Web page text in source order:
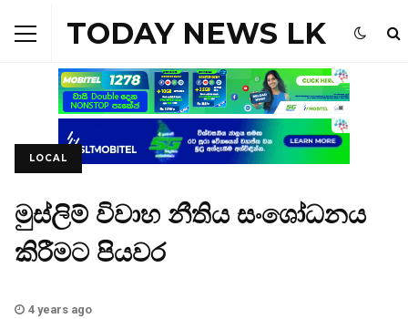
TODAY NEWS LK
LOCAL
මුස්ලිම් විවාහ නීතිය සංශෝධනය
කිරීමට පියවර
4 years ago